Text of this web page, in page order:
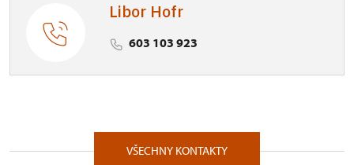
Libor Hofr
603 103 923
VŠECHNY KONTAKTY